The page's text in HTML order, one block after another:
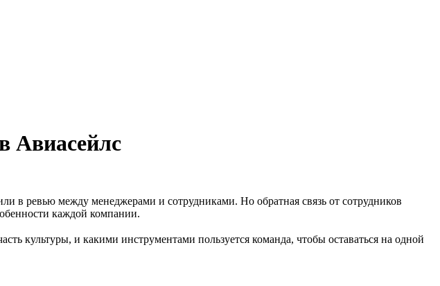
Авиасейлс
в ревью между менеджерами и сотрудниками. Но обратная связь от сотрудников
каждой компании.
культуры, и какими инструментами пользуется команда, чтобы оставаться на одной